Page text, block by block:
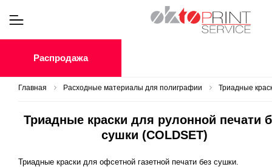
Распродажа
Главная Расходные материалы для полиграфии Триадные
Триадные краски для рулонной печати
сушки (COLDSET)
Триадные краски для офсетной газетной печати без сушки.